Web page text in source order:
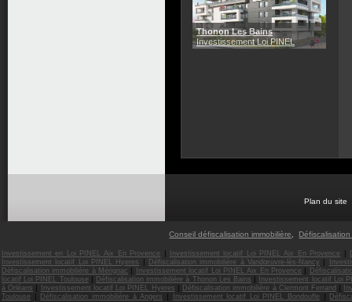
Thonon Les Bains
Investissement Loi PINEL
Plan du site
Conseil défiscalisation immobilière
Investissement en Loi PINEL Aix En Provence | Investissement locatif Loi PINEL Aix En Provence |
Investissement locatif Loi PINEL Hyeres
| Défiscalisation immobilière à Vandœuvre-lès-Nancy |
Défiscalisation immobilière à Mérignac | Investissement locatif Loi PINEL Aix En Provence |
locatif Loi PINEL Toulouse | Défiscalisation immobilière à Thonon Les Bains |
Investissement locatif Loi
à Orléans | Investissement locatif Loi PINEL Hyeres | Défiscalisation immobilière à Clermont Ferrand |
Toulouse | Défiscalisation immobilière à Angers | Investissement locatif Loi PINEL Bondoufle |